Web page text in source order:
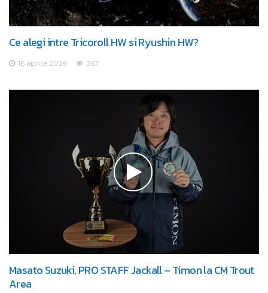
Ce alegi intre Tricoroll HW si Ryushin HW?
16 aprilie 2026 267
Masato Suzuki, PRO STAFF Jackall – Timon la CM Trout
Area